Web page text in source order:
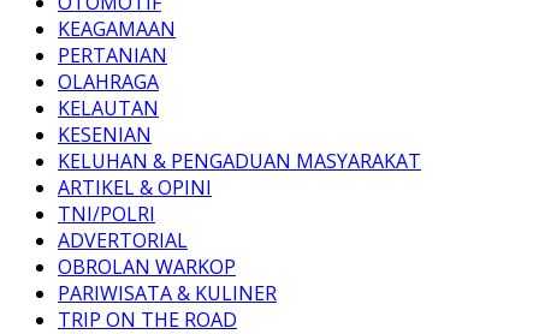
KEAGAMAAN
PERTANIAN
OLAHRAGA
KELAUTAN
KESENIAN
KELUHAN & PENGADUAN MASYARAKAT
ARTIKEL & OPINI
TNI/POLRI
ADVERTORIAL
OBROLAN WARKOP
PARIWISATA & KULINER
TRIP ON THE ROAD